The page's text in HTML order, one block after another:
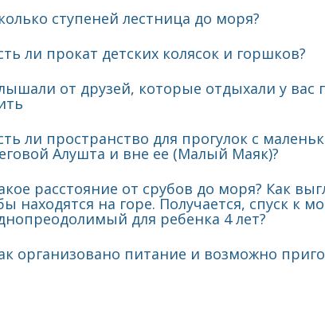
ступеней лестница до моря?
ли прокат детских колясок и горшков?
от друзей, которые отдыхали у вас
ли пространство для прогулок с
Алушта и вне ее (Малый Маяк)?
расстояние от срубов до моря? Как
находятся на горе. Получается, спуск к
для ребенка 4 лет?
организовано питание и возможно